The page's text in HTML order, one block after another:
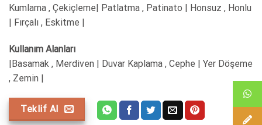
Kumlama , Çekiçleme| Patlatma , Patinato | Honsuz , Honlu
| Fırçalı , Eskitme |
Kullanım Alanları
|Basamak , Merdiven | Duvar Kaplama , Cephe | Yer Döşeme
, Zemin |
Teklif Al